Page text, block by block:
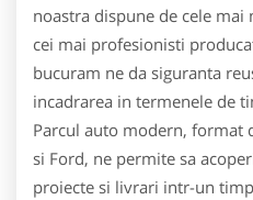
noastra dispune de cele
cei mai profesionisti
bucuram ne da siguranta
incadrarea in termenele de
Parcul auto modern, format
si Ford, ne permite sa
proiecte si livrari intr-un